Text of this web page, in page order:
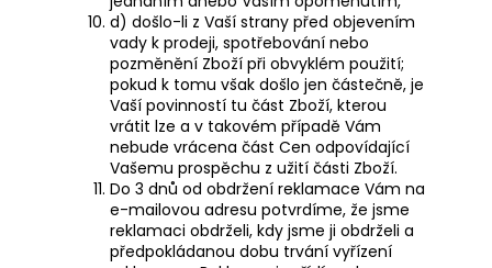
d) došlo-li z Vaší strany před objevením
vady k prodeji, spotřebování nebo
pozměnění Zboží při obvyklém použití;
pokud k tomu však došlo jen částečně, je
Vaší povinností tu část Zboží, kterou
vrátit lze a v takovém případě Vám
nebude vrácena část Cen odpovídající
Vašemu prospěchu z užití části Zboží.
Do 3 dnů od obdržení reklamace Vám na
e-mailovou adresu potvrdíme, že jsme
reklamaci obdrželi, kdy jsme ji obdrželi a
předpokládanou dobu trvání vyřízení